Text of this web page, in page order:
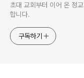
초대 교회부터 이어 온 정
합니다.
구독하기